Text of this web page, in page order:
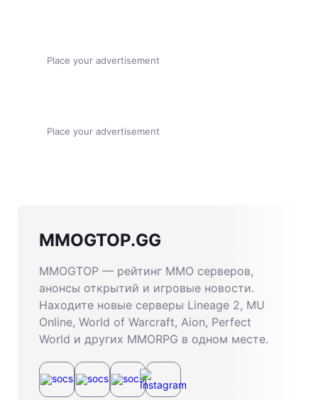
Place your advertisement
Place your advertisement
MMOGTOP.GG
MMOGTOP — рейтинг MMO серверов,
анонсы открытий и игровые новости.
Находите новые серверы Lineage 2, MU
Online, World of Warcraft, Aion, Perfect
World и других MMORPG в одном месте.